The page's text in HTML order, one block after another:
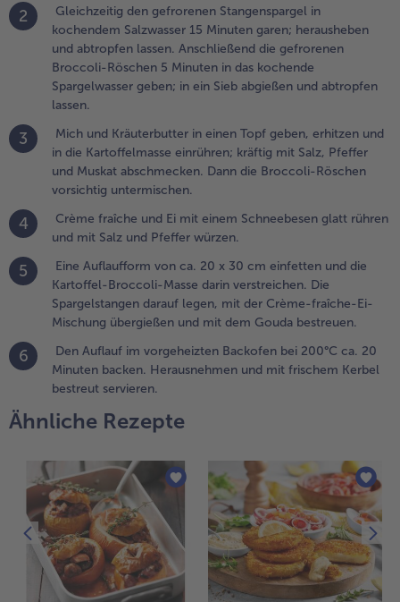
und
mit einem
ca. 20 x
und
Kartoffel-
darin
legen,
Ei-
mit dem
2
Gleichzeitig den gefrorenen Stangenspargel in
kochendem Salzwasser 15 Minuten garen; herausheben
und abtropfen lassen. Anschließend die gefrorenen
Broccoli-Röschen 5 Minuten in das kochende
Spargelwasser geben; in ein Sieb abgießen und abtropfen
lassen.
3
Mich und Kräuterbutter in einen Topf geben, erhitzen und
in die Kartoffelmasse einrühren; kräftig mit Salz, Pfeffer
und Muskat abschmecken. Dann die Broccoli-Röschen
vorsichtig untermischen.
4
Crème fraîche und Ei mit einem Schneebesen glatt rühren
und mit Salz und Pfeffer würzen.
5
Eine Auflaufform von ca. 20 x 30 cm einfetten und die
Kartoffel-Broccoli-Masse darin verstreichen. Die
Spargelstangen darauf legen, mit der Crème-fraîche-Ei-
Mischung übergießen und mit dem Gouda bestreuen.
6
Den Auflauf im vorgeheizten Backofen bei 200°C ca. 20
Minuten backen. Herausnehmen und mit frischem Kerbel
bestreut servieren.
Ähnliche Rezepte